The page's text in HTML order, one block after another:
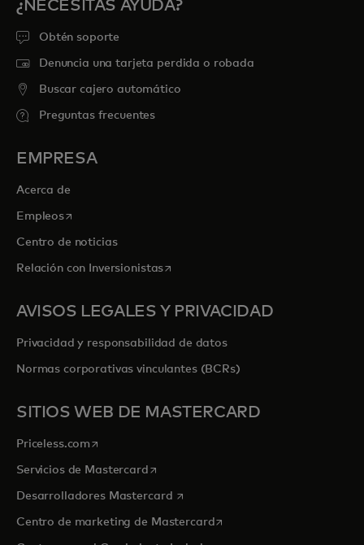
¿NECESITAS AYUDA?
Obtén soporte
Denuncia una tarjeta perdida o robada
Buscar cajero automático
Preguntas frecuentes
EMPRESA
Acerca de
Empleosse abre en una pestaña nueva
Centro de noticias
Relación con Inversionistasse abre en una pestaña nueva
AVISOS LEGALES Y PRIVACIDAD
Privacidad y responsabilidad de datos
Normas corporativas vinculantes (BCRs)
SITIOS WEB DE MASTERCARD
Priceless.com se abre en una pestaña nueva
Servicios de Mastercardse abre en una pestaña nueva
Desarrolladores Mastercard se abre en una pestaña nueva
Centro de marketing de Mastercardse abre en una pestaña